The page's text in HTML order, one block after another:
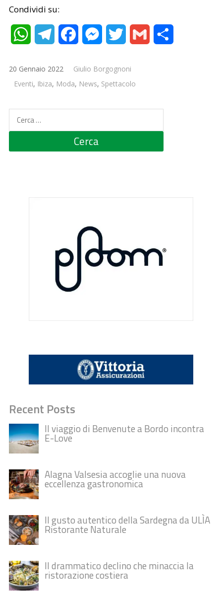
Condividi su:
WhatsAppTelegramFacebookMessenger
Twitter Gmail
20 Gennaio 2022
Giulio Borgognoni
Eventi, Ibiza, Moda, News, Spettacolo
Recent Posts
Il viaggio di Benvenute a Bordo incontra
E-Love
Alagna Valsesia accoglie una nuova
eccellenza gastronomica
Il gusto autentico della Sardegna da ULÌA
Ristorante Naturale
Il drammatico declino che minaccia la
ristorazione costiera